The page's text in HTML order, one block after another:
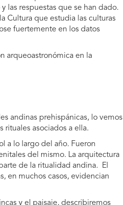
las respuestas que se han dado.
Cultura que estudia las culturas
fuertemente en los datos
arqueoastronómica en la
andinas prehispánicas, lo vemos
rituales asociados a ella.
a lo largo del año. Fueron
del mismo. La arquitectura
de la ritualidad andina. El
en muchos casos, evidencian
y el paisaje, describiremos